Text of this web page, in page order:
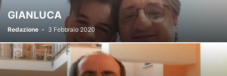
GIANLUCA
Redazione - 3 Febbraio 2020